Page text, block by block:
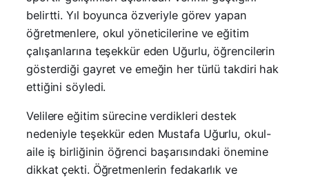
belirtti. Yıl boyunca özveriyle görev yapan
öğretmenlere, okul yöneticilerine ve eğitim
çalışanlarına teşekkür eden Uğurlu, öğrencilerin
gösterdiği gayret ve emeğin her türlü takdiri hak
ettiğini söyledi.
Velilere eğitim sürecine verdikleri destek
nedeniyle teşekkür eden Mustafa Uğurlu, okul-
aile iş birliğinin öğrenci başarısındaki önemine
dikkat çekti. Öğretmenlerin fedakarlık ve